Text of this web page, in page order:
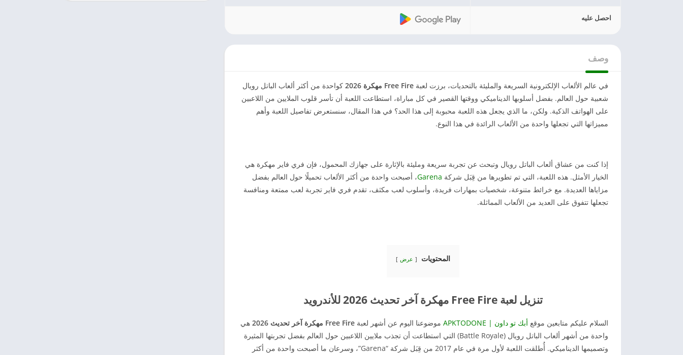
احصل عليه
وصف
في عالم الألعاب الإلكترونية السريعة والمليئة بالتحديات، برزت لعبة Free Fire مهكرة 2026
كواحدة من أكثر ألعاب الباتل رويال
شعبية حول العالم. بفضل أسلوبها الديناميكي ووقتها القصير في كل مباراة، استطاعت اللعبة أن تأسر قلوب الملايين من اللاعبين
على الهواتف الذكية. ولكن، ما الذي يجعل هذه اللعبة محبوبة إلى هذا الحد؟ في هذا المقال، سنستعرض تفاصيل اللعبة وأهم
مميزاتها التي تجعلها واحدة من الألعاب الرائدة في هذا النوع.
إذا كنت من عشاق ألعاب الباتل رويال وتبحث عن تجربة سريعة ومليئة بالإثارة على جهازك المحمول، فإن فري فاير مهكرة هي
الخيار الأمثل. هذه اللعبة، التي تم تطويرها من قِبَل شركة Garena، أصبحت واحدة من أكثر الألعاب تحميلًا حول العالم بفضل
مزاياها العديدة. مع خرائط متنوعة، شخصيات بمهارات فريدة، وأسلوب لعب مكثف، تقدم فري فاير تجربة لعب ممتعة ومنافسة
تجعلها تتفوق على العديد من الألعاب المماثلة.
المحتويات عرض
تنزيل لعبة Free Fire مهكرة آخر تحديث 2026 للأندرويد
السلام عليكم متابعين موقع أبك تو داون | APKTODONE موضوعنا اليوم عن أشهر لعبة Free Fire مهكرة آخر تحديث 2026
هي
واحدة من أشهر ألعاب الباتل رويال (Battle Royale) التي استطاعت أن تجذب ملايين اللاعبين حول العالم بفضل تجربتها المثيرة
وتصميمها الديناميكي. أُطلقت اللعبة لأول مرة في عام 2017 من قِبَل شركة “Garena”، وسرعان ما أصبحت واحدة من أكثر